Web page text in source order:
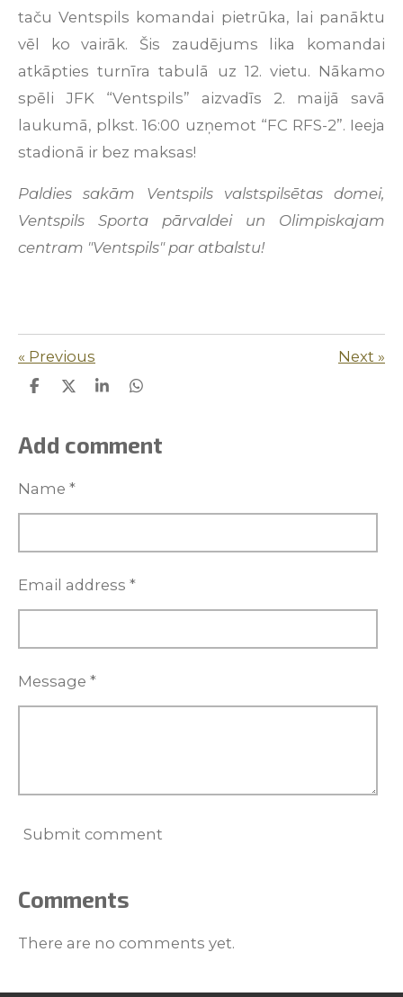
taču Ventspils komandai pietrūka, lai panāktu
vēl ko vairāk. Šis zaudējums lika komandai
atkāpties turnīra tabulā uz 12. vietu. Nākamo
spēli JFK “Ventspils” aizvadīs 2. maijā savā
laukumā, plkst. 16:00 uzņemot “FC RFS-2”. Ieeja
stadionā ir bez maksas!
Paldies sakām Ventspils valstspilsētas domei,
Ventspils Sporta pārvaldei un Olimpiskajam
centram "Ventspils" par atbalstu!
« Previous Next »
S
r
e
S
r
e
S
r
e
S
r
e
Add comment
Name *
Email address *
Message *
Submit comment
Comments
There are no comments yet.